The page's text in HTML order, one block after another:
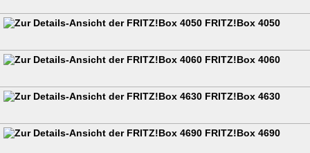
FRITZ!Box 4050
FRITZ!Box 4060
FRITZ!Box 4630
FRITZ!Box 4690